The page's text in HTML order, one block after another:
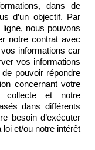
dans de
d’un objectif. Par
nous pouvons
notre contrat avec
informations car
vos informations
pouvoir répondre
concernant votre
collecte et notre
dans différents
besoin d’exécuter
et/ou notre intérêt